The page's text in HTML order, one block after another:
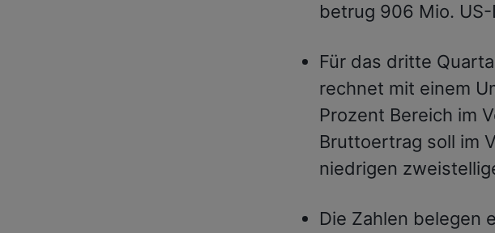
betrug 906 Mio. US-
Für das dritte
rechnet mit einem
Prozent Bereich im
Bruttoertrag soll im
niedrigen
Die Zahlen belegen